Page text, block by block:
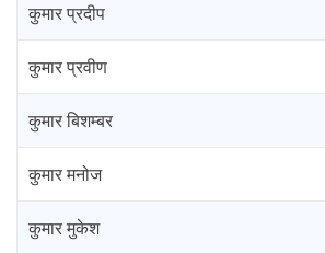
कुमार प्रदीप
कुमार प्रवीण
कुमार बिशम्बर
कुमार मनोज
कुमार मुकेश